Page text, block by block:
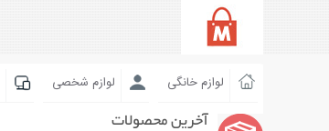
لوازم خانگی لوازم شخصی
آخرین محصولات